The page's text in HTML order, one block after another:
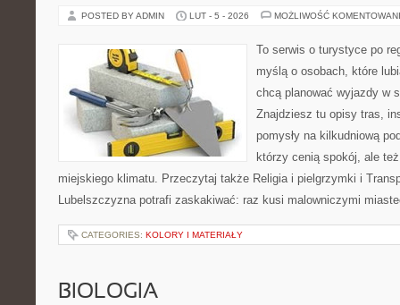
POSTED BY ADMIN LUT - 5 - 2026 MOŻLIWOŚĆ
To serwis o turystyce po
myślą o osobach, które
chcą planować wyjazdy w
Znajdziesz tu opisy tras,
pomysły na kilkudniową
którzy cenią spokój, ale
miejskiego klimatu. Przeczytaj także Religia i pielgrzymki i
Lubelszczyzna potrafi zaskakiwać: raz kusi malowniczymi
CATEGORIES: KOLORY I MATERIAŁY
BIOLOGIA